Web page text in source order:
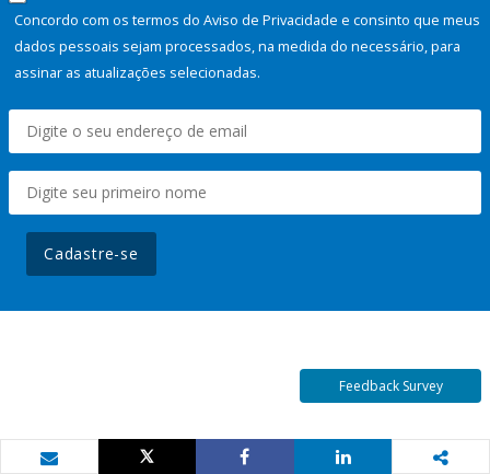
Concordo com os termos do Aviso de Privacidade e consinto que meus
dados pessoais sejam processados, na medida do necessário, para
assinar as atualizações selecionadas.
Cadastre-se
Feedback Survey